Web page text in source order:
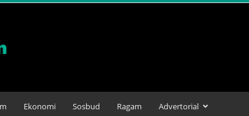
Ekonomi Sosbud Ragam Advertorial